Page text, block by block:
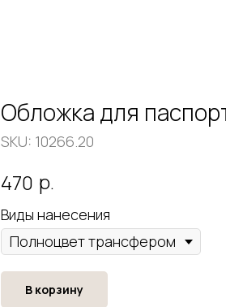
Обложка для
SKU: 10266.20
470 р.
Виды нанесения
В корзину